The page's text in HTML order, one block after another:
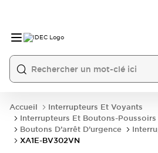
Accueil
Interrupteurs Et Voyants
Interrupteurs Et Boutons-Poussoirs
Boutons D’arrêt D’urgence
XA1E-BV302VN